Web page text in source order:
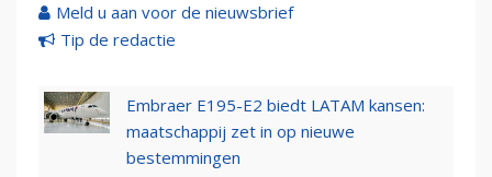
Meld u aan voor de nieuwsbrief
Tip de redactie
Embraer E195-E2 biedt LATAM kansen:
maatschappij zet in op nieuwe
bestemmingen